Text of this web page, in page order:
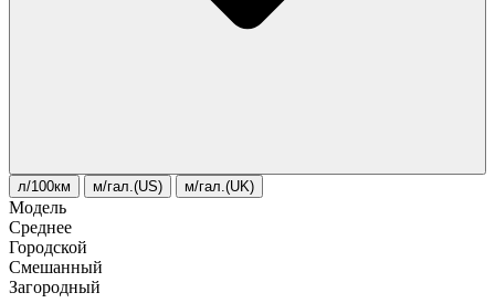
л/100км м/гал.(US) м/гал.(UK)
Модель
Среднее
Городской
Смешанный
Загородный